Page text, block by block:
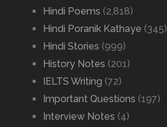
Hindi Poems (2,818)
Hindi Poranik Kathaye (345)
Hindi Stories (999)
History Notes (201)
IELTS Writing (72)
Important Questions (197)
Interview Notes (4)